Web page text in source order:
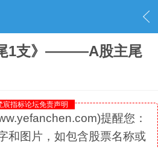
内容
1支》———A股主尾
宸指标论坛免责声明
提醒您：
和图片，如包含股票名称或